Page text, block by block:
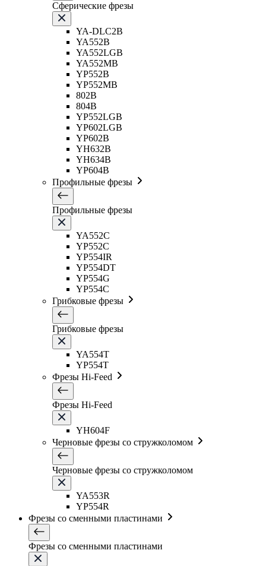
Сферические фрезы
YA-DLC2B
YA552B
YA552LGB
YA552MB
YP552B
YP552MB
802B
804B
YP552LGB
YP602LGB
YP602B
YH632B
YH634B
YP604B
Профильные фрезы
Профильные фрезы
YA552C
YP552C
YP554IR
YP554DT
YP554G
YP554C
Грибковые фрезы
Грибковые фрезы
YA554T
YP554T
Фрезы Hi-Feed
Фрезы Hi-Feed
YH604F
Черновые фрезы со стружколомом
Черновые фрезы со стружколомом
YA553R
YP554R
Фрезы со сменными пластинами
Фрезы со сменными пластинами